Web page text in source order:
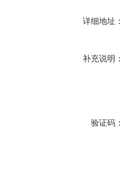
详细地址
补充说明
验证码